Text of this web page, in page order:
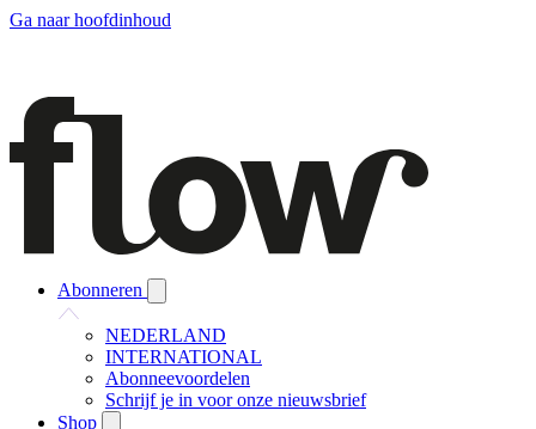
Ga naar hoofdinhoud
Abonneren
NEDERLAND
INTERNATIONAL
Abonneevoordelen
Schrijf je in voor onze nieuwsbrief
Shop